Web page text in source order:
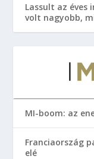
Lassult az éves
volt nagyobb,
MI-boom: az
Franciaország
elé